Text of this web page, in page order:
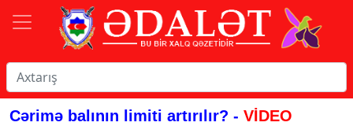
Cərimə balının limiti artırılır? - VİDEO